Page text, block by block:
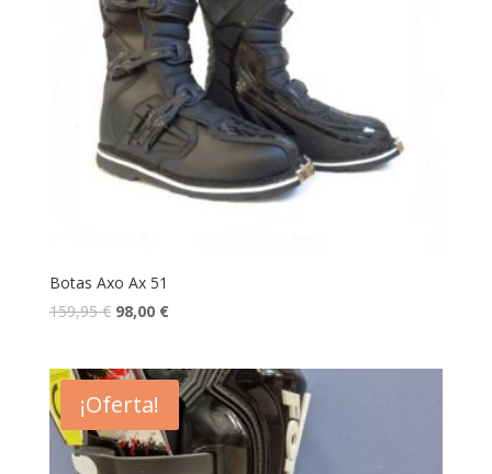
Botas Axo Ax 51
159,95€ 98,00 €
¡Oferta!